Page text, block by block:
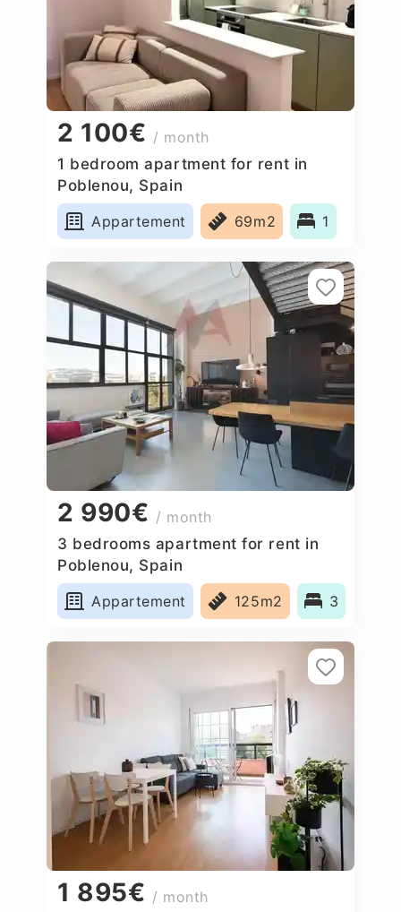
2 100€ / month
1 bedroom apartment for rent in
Poblenou, Spain
Appartement
69m2 1
2 990€ / month
3 bedrooms apartment for rent in
Poblenou, Spain
Appartement
125m2 3
1 895€ / month